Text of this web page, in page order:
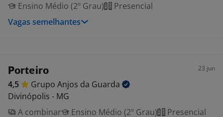
Ensino Médio (2º Grau)
Presencial
Vagas semelhantes
Porteiro 23 jun
4,5 Grupo Anjos da Guarda
Divinópolis - MG
A combinar
Ensino Médio (2º Grau) Presencial